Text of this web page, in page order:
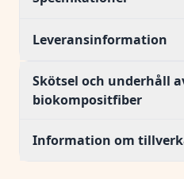
Leveransinformation
Skötsel och underhåll
biokompositfiber
Information om